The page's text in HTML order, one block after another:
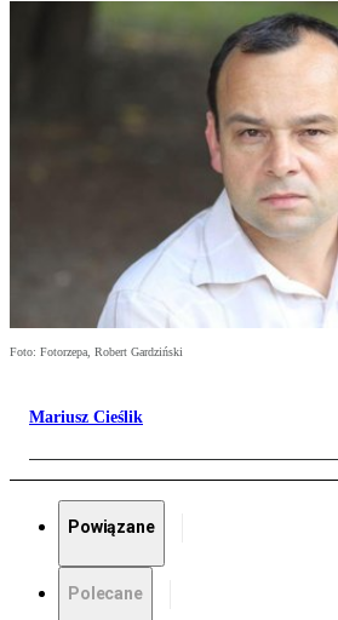
Foto: Fotorzepa, Robert Gardziński
Mariusz Cieślik
Powiązane
Polecane